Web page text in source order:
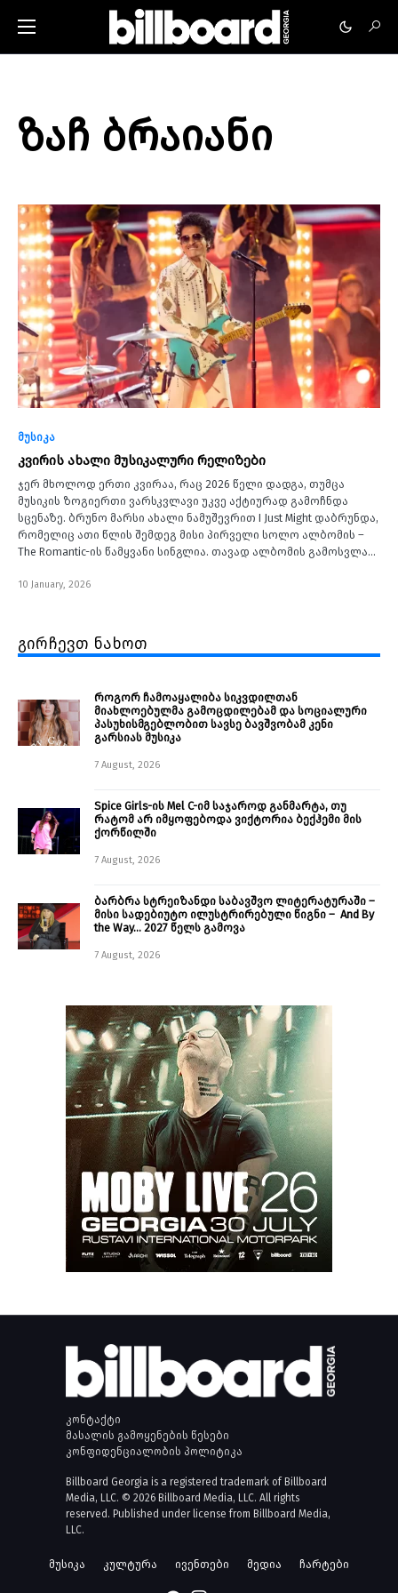
ზაჩ ბრაიანი
მუსიკა
კვირის ახალი მუსიკალური რელიზები
ჯერ მხოლოდ ერთი კვირაა, რაც 2026 წელი დადგა, თუმცა
მუსიკის ზოგიერთი ვარსკვლავი უკვე აქტიურად გამოჩნდა
სცენაზე. ბრუნო მარსი ახალი ნამუშევრით I Just Might დაბრუნდა,
რომელიც ათი წლის შემდეგ მისი პირველი სოლო ალბომის –
The Romantic-ის წამყვანი სინგლია. თავად ალბომის გამოსვლა…
10 January, 2026
გირჩევთ ნახოთ
როგორ ჩამოაყალიბა სიკვდილთან
მიახლოებულმა გამოცდილებამ და სოციალური
პასუხისმგებლობით სავსე ბავშვობამ კენი
გარსიას მუსიკა
7 August, 2026
Spice Girls-ის Mel C-იმ საჯაროდ განმარტა, თუ
რატომ არ იმყოფებოდა ვიქტორია ბექჰემი მის
ქორწილში
7 August, 2026
ბარბრა სტრეიზანდი საბავშვო ლიტერატურაში –
მისი სადებიუტო ილუსტრირებული წიგნი – And By
the Way… 2027 წელს გამოვა
7 August, 2026
კონტაქტი
მასალის გამოყენების წესები
კონფიდენციალობის პოლიტიკა
Billboard Georgia is a registered trademark of Billboard
Media, LLC. © 2026 Billboard Media, LLC. All rights
reserved. Published under license from Billboard Media,
LLC.
მუსიკა კულტურა ივენთები მედია ჩარტები